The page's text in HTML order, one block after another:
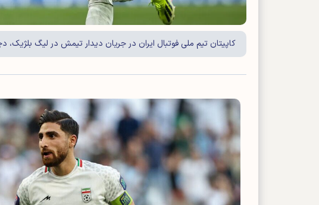
کاپیتان تیم ملی فوتبال ایران در جریان دیدار تیمش در لیگ